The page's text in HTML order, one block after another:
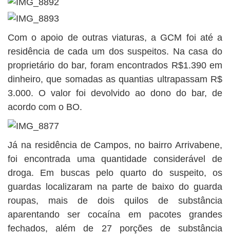
Com o apoio de outras viaturas, a GCM foi até a
residência de cada um dos suspeitos. Na casa do
proprietário do bar, foram encontrados R$1.390 em
dinheiro, que somadas as quantias ultrapassam R$
3.000. O valor foi devolvido ao dono do bar, de
acordo com o BO.
Já na residência de Campos, no bairro Arrivabene,
foi encontrada uma quantidade considerável de
droga. Em buscas pelo quarto do suspeito, os
guardas localizaram na parte de baixo do guarda
roupas, mais de dois quilos de substância
aparentando ser cocaína em pacotes grandes
fechados, além de 27 porções de substância